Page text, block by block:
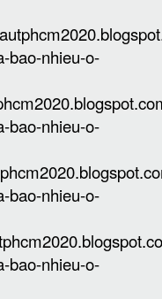
bao-nhieu-o-
bao-nhieu-o-
bao-nhieu-o-
bao-nhieu-o-